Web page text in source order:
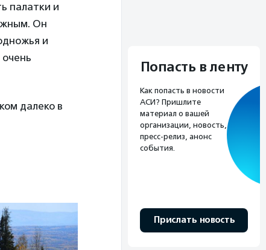
палатки и
Он
и
далеко в
Попасть в ленту
Как попасть в новости
АСИ? Пришлите
материал о вашей
организации, новость,
пресс-релиз, анонс
события.
Прислать новость